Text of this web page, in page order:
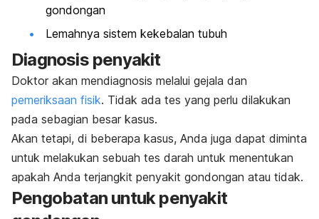
gondongan
Lemahnya sistem kekebalan tubuh
Diagnosis penyakit
Doktor akan mendiagnosis melalui gejala dan
pemeriksaan fisik. Tidak ada tes yang perlu dilakukan
pada sebagian besar kasus.
Akan tetapi, di beberapa kasus, Anda juga dapat diminta
untuk melakukan sebuah tes darah untuk menentukan
apakah Anda terjangkit penyakit gondongan atau tidak.
Pengobatan untuk penyakit